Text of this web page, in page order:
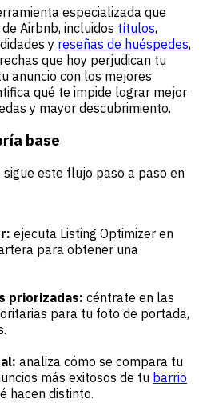
especializada que
Airbnb, incluidos títulos,
y reseñas de huéspedes,
que hoy perjudican tu
anuncio con los mejores
qué te impide lograr mejor
y mayor descubrimiento.
base
este flujo paso a paso en
ejecuta Listing Optimizer en
para obtener una
priorizadas: céntrate en las
para tu foto de portada,
analiza cómo se compara tu
más exitosos de tu barrio
hacen distinto.